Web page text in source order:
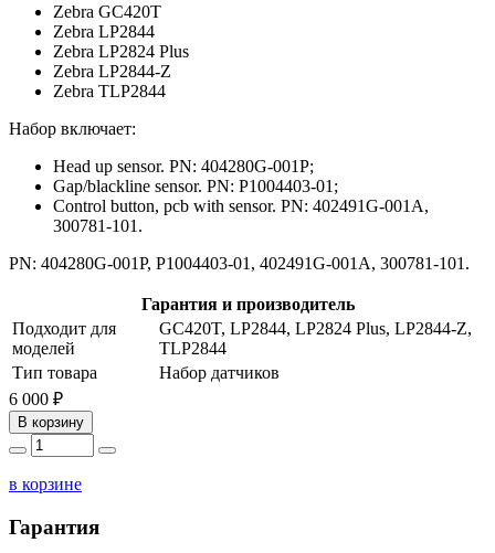
Zebra GC420T
Zebra LP2844
Zebra LP2824 Plus
Zebra LP2844-Z
Zebra TLP2844
Набор включает:
Head up sensor. PN: 404280G-001P;
Gap/blackline sensor. PN: P1004403-01;
Control button, pcb with sensor. PN: 402491G-001A,
300781-101.
PN: 404280G-001P, P1004403-01, 402491G-001A, 300781-101.
Гарантия и производитель
Подходит для
моделей
GC420T, LP2844, LP2824 Plus, LP2844-Z,
TLP2844
Тип товара
Набор датчиков
6 000 ₽
В корзину
в корзине
Гарантия